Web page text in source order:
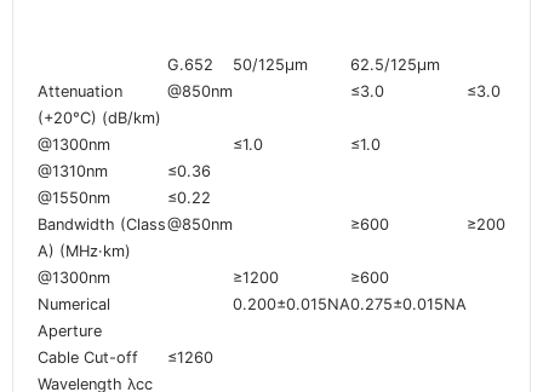
G.652 50/125µm
62.5/125µm
Attenuation
(+20°C) (dB/km)
@850nm ≤3.0 ≤3.0
@1300nm ≤1.0
≤1.0
@1310nm
≤0.36
@1550nm
≤0.22
Bandwidth (Class
A) (MHz·km)
@850nm ≥600 ≥200
@1300nm ≥1200
≥600
Numerical
Aperture
0.200±0.015NA0.275±0.015NA
Cable Cut-off
Wavelength λcc
≤1260